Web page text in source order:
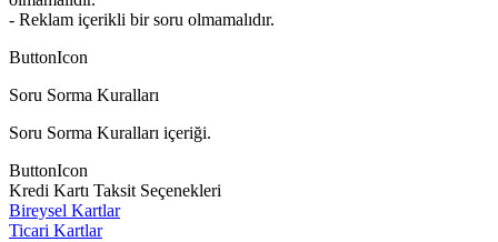
- Reklam içerikli bir soru olmamalıdır.
ButtonIcon
Soru Sorma Kuralları
Soru Sorma Kuralları içeriği.
ButtonIcon
Kredi Kartı Taksit Seçenekleri
Bireysel Kartlar
Ticari Kartlar